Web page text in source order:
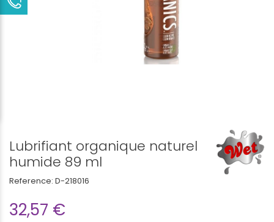
Lubrifiant organique naturel
humide 89 ml
Reference: D-218016
32,57 €